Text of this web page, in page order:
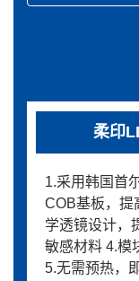
柔印
1.采用韩国首
COB基板，提
学透镜设计，
敏感材料 4.模
5.无需预热，